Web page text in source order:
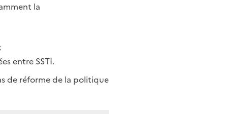
la
entre SSTI.
de réforme de la politique